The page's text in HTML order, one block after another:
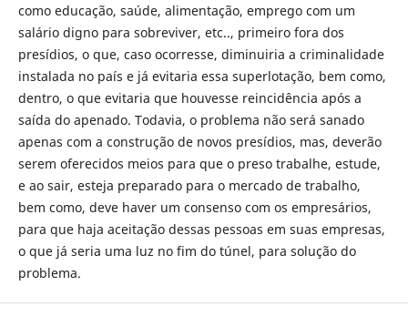
como educação, saúde, alimentação, emprego com um
salário digno para sobreviver, etc.., primeiro fora dos
presídios, o que, caso ocorresse, diminuiria a criminalidade
instalada no país e já evitaria essa superlotação, bem como,
dentro, o que evitaria que houvesse reincidência após a
saída do apenado. Todavia, o problema não será sanado
apenas com a construção de novos presídios, mas, deverão
serem oferecidos meios para que o preso trabalhe, estude,
e ao sair, esteja preparado para o mercado de trabalho,
bem como, deve haver um consenso com os empresários,
para que haja aceitação dessas pessoas em suas empresas,
o que já seria uma luz no fim do túnel, para solução do
problema.